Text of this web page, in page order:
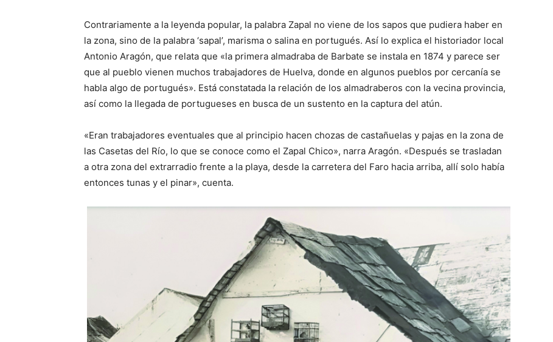
Contrariamente a la leyenda popular, la palabra Zapal no viene de los sapos que pudiera haber en
la zona, sino de la palabra ‘sapal’, marisma o salina en portugués. Así lo explica el historiador local
Antonio Aragón, que relata que «la primera almadraba de Barbate se instala en 1874 y parece ser
que al pueblo vienen muchos trabajadores de Huelva, donde en algunos pueblos por cercanía se
habla algo de portugués». Está constatada la relación de los almadraberos con la vecina provincia,
así como la llegada de portugueses en busca de un sustento en la captura del atún.
«Eran trabajadores eventuales que al principio hacen chozas de castañuelas y pajas en la zona de
las Casetas del Río, lo que se conoce como el Zapal Chico», narra Aragón. «Después se trasladan
a otra zona del extrarradio frente a la playa, desde la carretera del Faro hacia arriba, allí solo había
entonces tunas y el pinar», cuenta.